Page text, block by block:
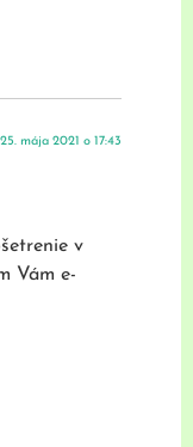
25. mája 2021 o 17:43
v
Vám e-